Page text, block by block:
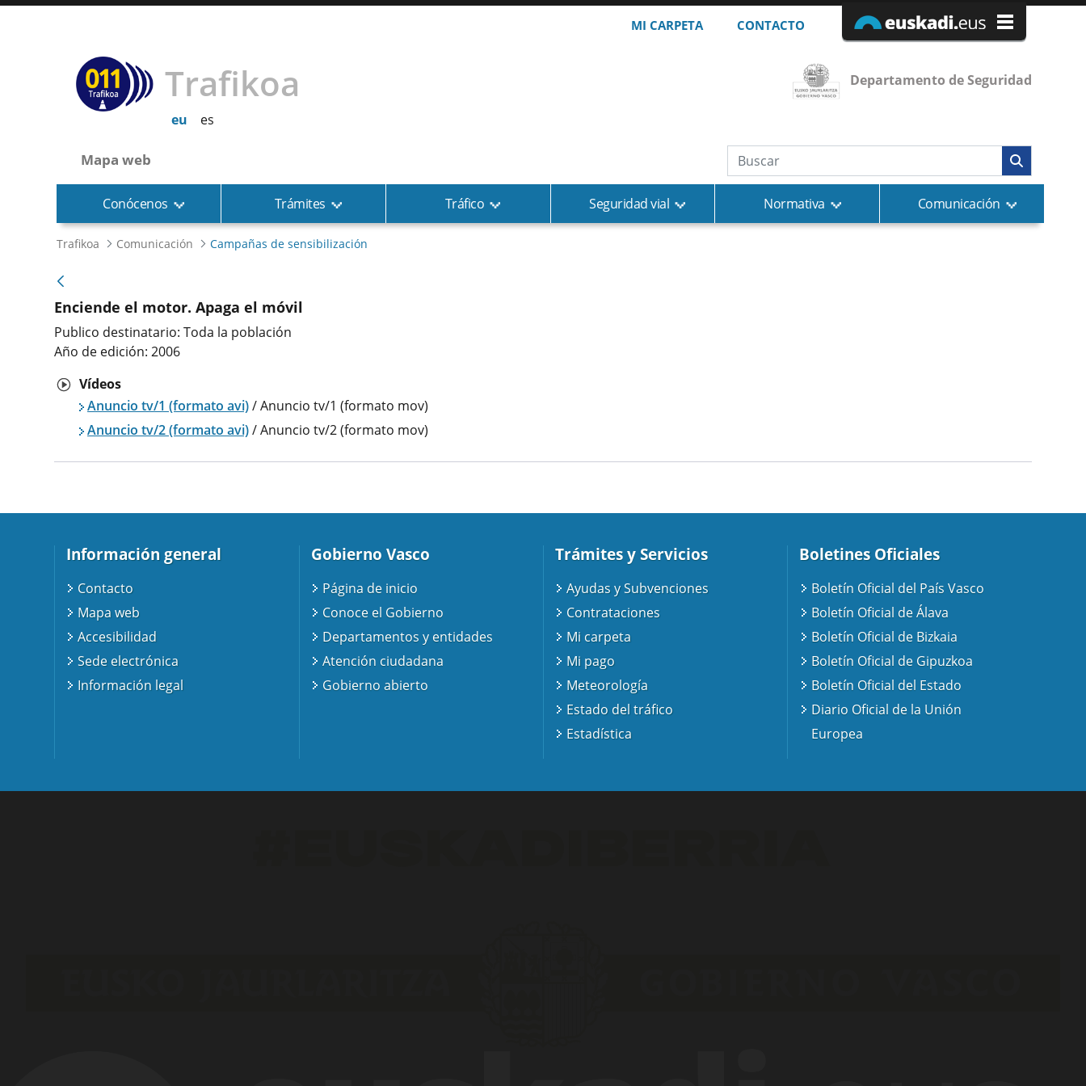
MI CARPETA CONTACTO
Trafikoa
eu es
Departamento de Seguridad
Mapa web Búsqueda web
Conócenos Trámites Tráfico Seguridad vial Normativa Comunicación
Trafikoa Comunicación Campañas de sensibilización
Enciende el motor. Apaga el móvil
Publico destinatario: Toda la población
Año de edición: 2006
Vídeos
Anuncio tv/1 (formato avi)/ Anuncio tv/1 (formato mov)
Anuncio tv/2 (formato avi)/ Anuncio tv/2 (formato mov)
Información general
Contacto
Mapa web
Accesibilidad
Sede electrónica
Información legal
Gobierno Vasco
Página de inicio
Conoce el Gobierno
Departamentos y entidades
Atención ciudadana
Gobierno abierto
Trámites y Servicios
Ayudas y Subvenciones
Contrataciones
Mi carpeta
Mi pago
Meteorología
Estado del tráfico
Estadística
Boletines Oficiales
Boletín Oficial del País Vasco
Boletín Oficial de Álava
Boletín Oficial de Bizkaia
Boletín Oficial de Gipuzkoa
Boletín Oficial del Estado
Diario Oficial de la Unión
Europea